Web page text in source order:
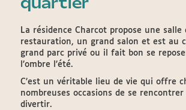
La résidence Charcot propose une salle
restauration, un grand salon et est au
grand parc privé ou il fait bon se
l’ombre l’été.
C’est un véritable lieu de vie qui offre
nombreuses occasions de se rencontrer
divertir.